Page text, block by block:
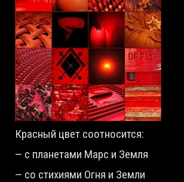
Красный цвет соотносится:
— с планетами Марс и Земля
— со стихиями Огня и Земли